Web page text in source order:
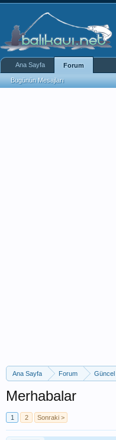
Ana Sayfa Forum Güncel
Merhabalar
1 2 Sonraki >
Ana Sayfa Forum
Bugünün Mesajları